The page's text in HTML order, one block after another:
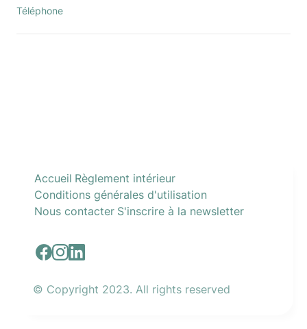
Téléphone
Accueil Règlement intérieur
Conditions générales d'utilisation
Nous contacter S'inscrire à la newsletter
© Copyright 2023. All rights reserved